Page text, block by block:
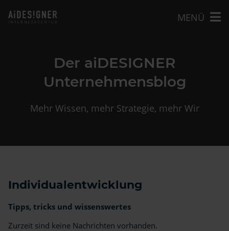
MENÜ
Der aiDESIGNER
Unternehmensblog
Mehr Wissen, mehr Strategie, mehr Wir
Individualentwicklung
Tipps, tricks und wissenswertes
Zurzeit sind keine Nachrichten vorhanden.